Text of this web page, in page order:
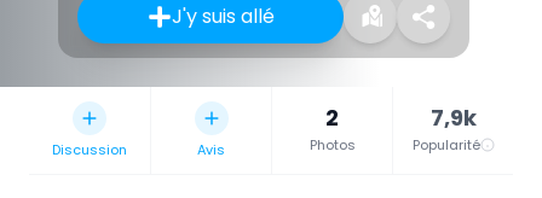
J'y suis allé
Discussion Avis
2
Photos
7,9k
Popularité